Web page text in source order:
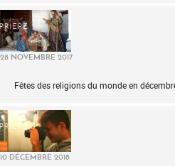
PRIÈRE
28 NOVEMBRE 2017
Fêtes des religions du monde en
PRIÈRE
10 DÉCEMBRE 2018